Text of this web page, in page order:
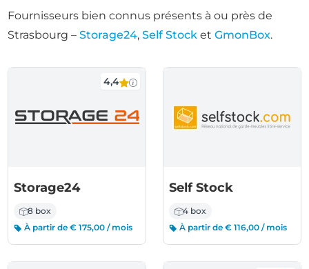
Fournisseurs bien connus présents à ou près de
Strasbourg –Storage24,Self Stock etGmonBox.
4,4
Storage24
8 box
À partir de € 175,00 / mois
Self Stock
4 box
À partir de € 116,00 / mois